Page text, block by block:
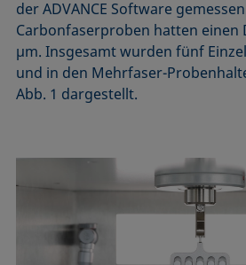
der ADVANCE Software
Carbonfaserproben hatten einen
µm. Insgesamt wurden fünf
und in den Mehrfaser-
Abb. 1 dargestellt.